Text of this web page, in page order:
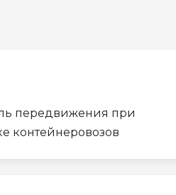
передвижения при
контейнеровозов